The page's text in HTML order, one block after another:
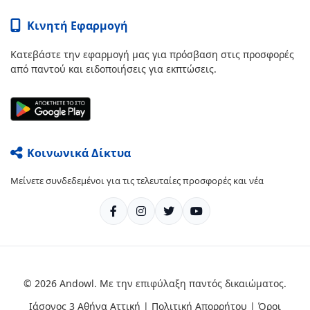
Κινητή Εφαρμογή
Κατεβάστε την εφαρμογή μας για πρόσβαση στις προσφορές
από παντού και ειδοποιήσεις για εκπτώσεις.
Κοινωνικά Δίκτυα
Μείνετε συνδεδεμένοι για τις τελευταίες προσφορές και νέα
© 2026 Andowl. Με την επιφύλαξη παντός δικαιώματος.
Ιάσονος 3 Αθήνα Αττική | Πολιτική Απορρήτου | Όροι